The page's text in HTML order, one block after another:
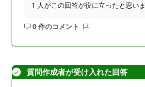
1 人がこの回答が役に立ったと思いま
0 件のコメント
コ
は
あ
質問作成者が受け入れた回答